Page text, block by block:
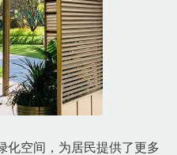
化空间，为居民提供了更多